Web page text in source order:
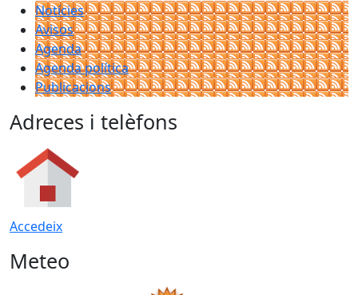
Notícies
Avisos
Agenda
Agenda política
Publicacions
Adreces i telèfons
Accedeix
Meteo